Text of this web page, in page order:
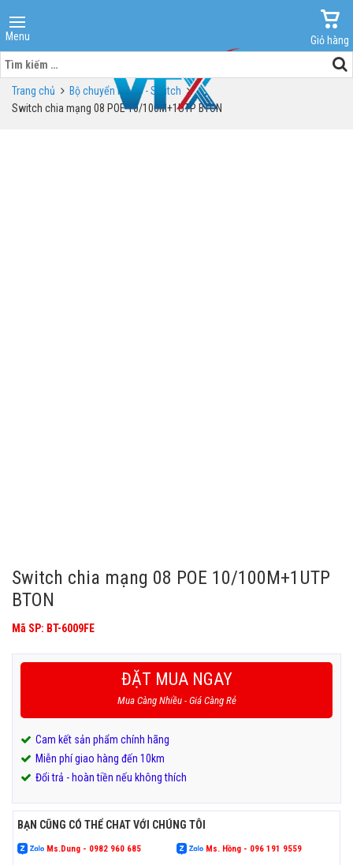
Menu
Giỏ hàng
Tìm
kiếm
cho:Trang chủ
Bộ chuyển mạch - Switch
Switch chia mạng 08 POE 10/100M+1UTP BTON
Switch chia mạng 08 POE 10/100M+1UTP
BTON
Mã SP: BT-6009FE
ĐẶT MUA NGAY
Mua Càng Nhiều - Giá Càng Rẻ
Cam kết sản phẩm chính hãng
Miễn phí giao hàng đến 10km
Đổi trả - hoàn tiền nếu không thích
BẠN CŨNG CÓ THỂ CHAT VỚI CHÚNG TÔI
Ms.Dung - 0982 960 685 Ms. Hồng - 096 191 9559